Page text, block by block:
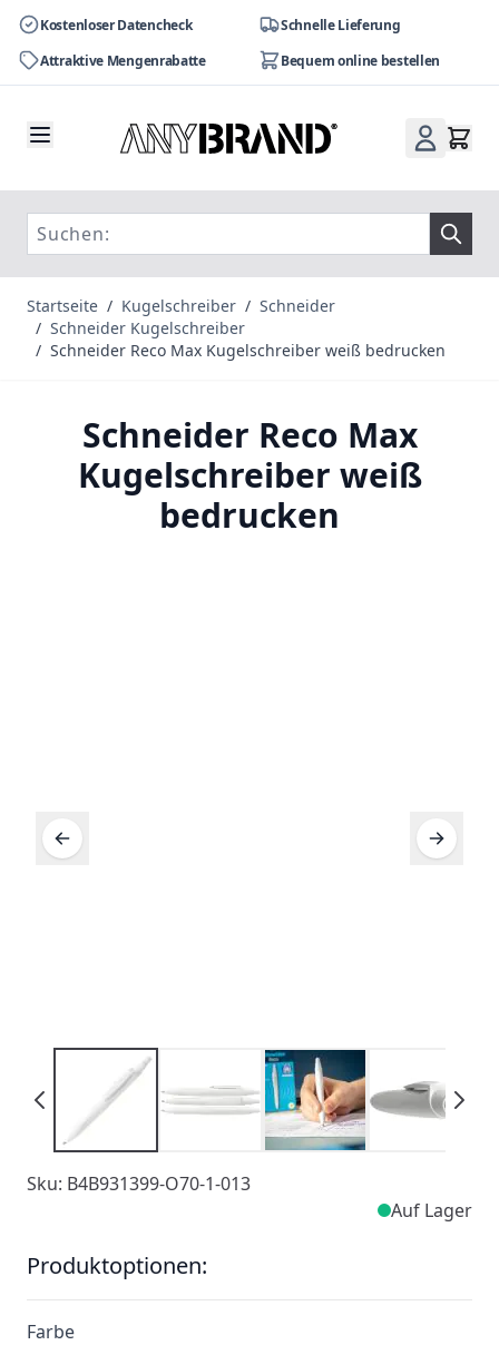
Kostenloser Datencheck
Schnelle Lieferung
Attraktive Mengenrabatte
Bequem online bestellen
Startseite / Kugelschreiber / Schneider
/ Schneider Kugelschreiber
/ Schneider Reco Max Kugelschreiber weiß bedrucken
Schneider Reco Max
Kugelschreiber weiß
bedrucken
Sku: B4B931399-O70-1-013
Auf Lager
Produktoptionen:
Farbe